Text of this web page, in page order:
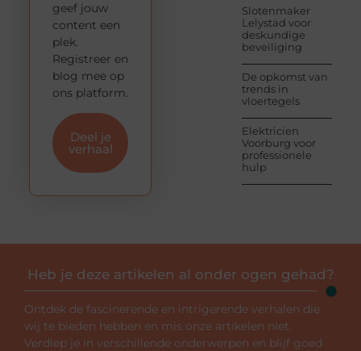
Slotenmaker
Lelystad voor
deskundige
beveiliging
De opkomst van
trends in
vloertegels
Elektricien
Voorburg voor
professionele
hulp
geef jouw
content een
plek.
Registreer en
blog mee op
ons platform.
Deel je
verhaal
Heb je deze artikelen al onder ogen gehad?
Ontdek de fascinerende en intrigerende verhalen die
wij te bieden hebben en mis onze artikelen niet.
Verdiep je in verschillende onderwerpen en blijf goed